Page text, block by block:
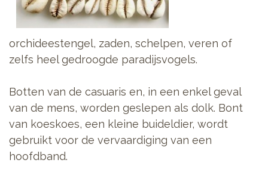
orchideestengel, zaden, schelpen, veren of
zelfs heel gedroogde paradijsvogels.
Botten van de casuaris en, in een enkel geval
van de mens, worden geslepen als dolk. Bont
van koeskoes, een kleine buideldier, wordt
gebruikt voor de vervaardiging van een
hoofdband.